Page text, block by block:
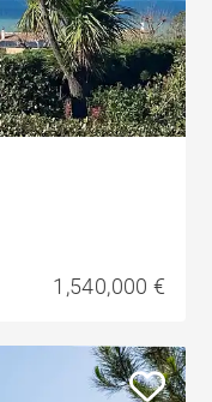
1,540,000 €